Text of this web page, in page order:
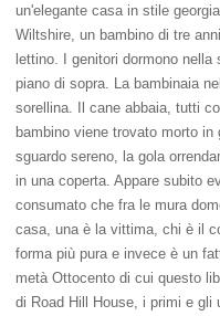
un'elegante casa in stile
Wiltshire, un bambino di tre
lettino. I genitori dormono
piano di sopra. La bambinaia
sorellina. Il cane abbaia, tutti
bambino viene trovato morto
sguardo sereno, la gola
in una coperta. Appare subito
consumato che fra le mura
casa, una è la vittima, chi è il
forma più pura e invece è un
metà Ottocento di cui questo
di Road Hill House, i primi e